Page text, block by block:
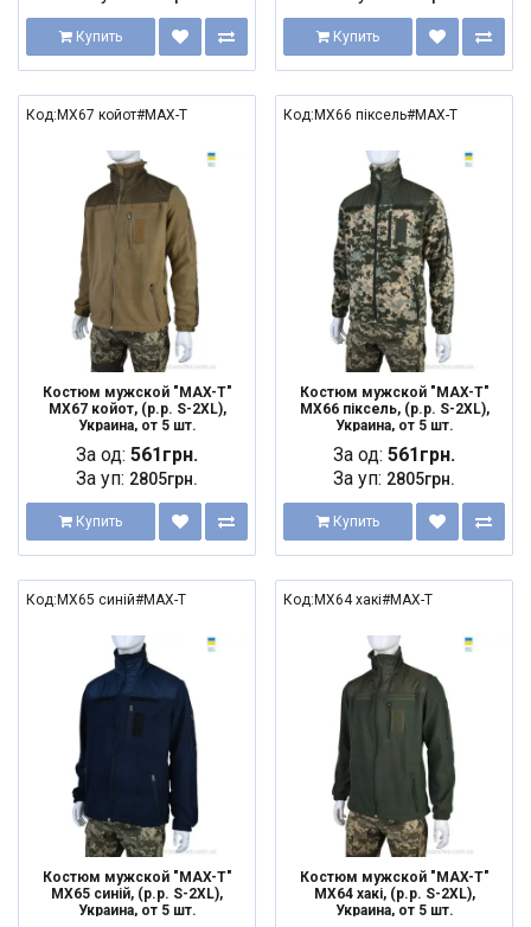
Купить Купить
Код:MX67 койот#MAX-T
Костюм мужской "MAX-T"
MX67 койот, (р.р. S-2XL),
Украина, от 5 шт.
За од: 561грн.
За уп: 2805грн.
Купить
Код:MX66 піксель#MAX-T
Костюм мужской "MAX-T"
MX66 піксель, (р.р. S-2XL),
Украина, от 5 шт.
За од: 561грн.
За уп: 2805грн.
Купить
Код:MX65 синій#MAX-T
Костюм мужской "MAX-T"
MX65 синій, (р.р. S-2XL),
Украина, от 5 шт.
Код:MX64 хакі#MAX-T
Костюм мужской "MAX-T"
MX64 хакі, (р.р. S-2XL),
Украина, от 5 шт.